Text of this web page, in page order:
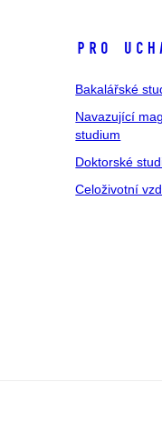
Pro
Bakalářské
Navazující
studium
Doktorské
Celoživotní